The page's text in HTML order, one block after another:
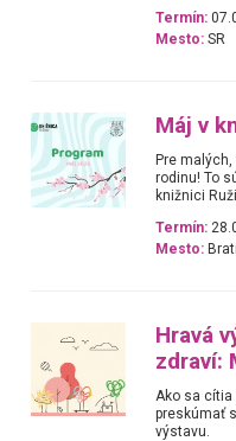
Termín:
Mesto: SR
Máj v
Pre
rodinu! To
knižnici
Termín:
Mesto:
Hravá
zdraví:
Ako sa
preskúmať
výstavu.